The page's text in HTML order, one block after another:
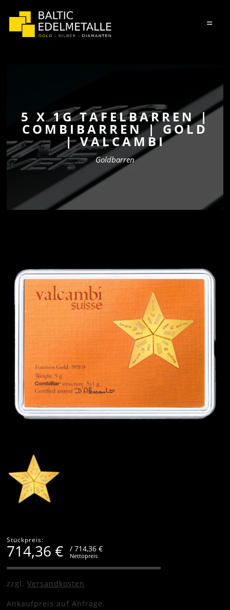
=
5 X 1G TAFELBARREN |
COMBIBARREN | GOLD
| VALCAMBI
Goldbarren
Stückpreis:
714,36 € / 714,36 €
Nettopreis
zzgl. Versandkosten
Ankaufpreis auf Anfrage.